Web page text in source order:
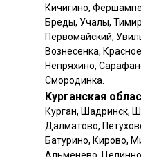
Курганская
Кичигино,
Бреды, Учалы,
Первомайский,
Вознесенка,
Непряхино,
Смородинка.
Курган, Шадринск,
Далматово,
Батурино, Кирово,